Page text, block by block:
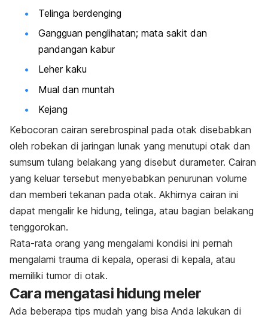
Telinga berdenging
Gangguan penglihatan; mata sakit dan
pandangan kabur
Leher kaku
Mual dan muntah
Kejang
Kebocoran cairan serebrospinal pada otak disebabkan
oleh robekan di jaringan lunak yang menutupi otak dan
sumsum tulang belakang yang disebut durameter. Cairan
yang keluar tersebut menyebabkan penurunan volume
dan memberi tekanan pada otak. Akhirnya cairan ini
dapat mengalir ke hidung, telinga, atau bagian belakang
tenggorokan.
Rata-rata orang yang mengalami kondisi ini pernah
mengalami trauma di kepala, operasi di kepala, atau
memiliki tumor di otak.
Cara mengatasi hidung meler
Ada beberapa tips mudah yang bisa Anda lakukan di